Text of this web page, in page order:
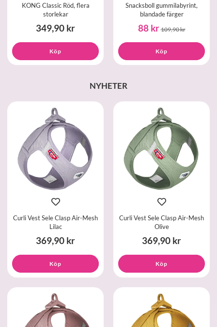
KONG Classic Röd, flera
storlekar
349,90 kr
Köp
Snacksboll gummilabyrint,
blandade färger
88 kr 109,90 kr
Köp
NYHETER
Curli Vest Sele Clasp Air-Mesh
Lilac
369,90 kr
Köp
Curli Vest Sele Clasp Air-Mesh
Olive
369,90 kr
Köp